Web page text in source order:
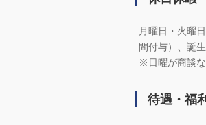
月曜日・火曜
間付与）、誕
※日曜が商談
待遇・福